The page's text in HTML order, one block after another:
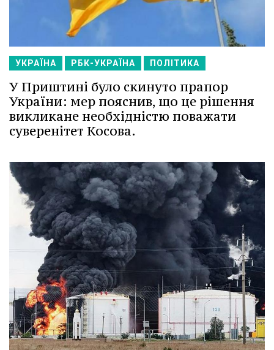
УКРАЇНА РБК-УКРАЇНА ПОЛІТИКА
У Приштині було скинуто прапор
України: мер пояснив, що це рішення
викликане необхідністю поважати
суверенітет Косова.